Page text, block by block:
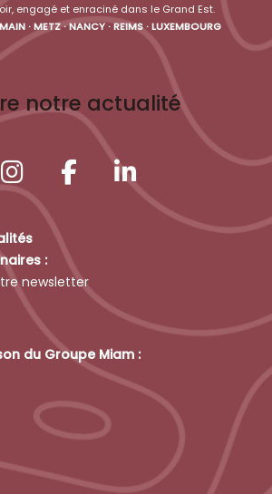
engagé et enraciné dans le Grand Est.
· METZ · NANCY · REIMS · LUXEMBOURG
notre actualité
:
newsletter
du Groupe Miam :